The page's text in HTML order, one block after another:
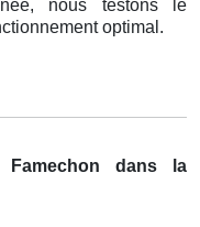
nous testons le
optimal.
Famechon dans la